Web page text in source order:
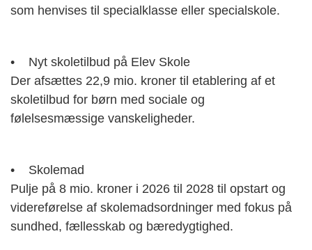
som henvises til specialklasse eller specialskole.
• Nyt skoletilbud på Elev Skole
Der afsættes 22,9 mio. kroner til etablering af et
skoletilbud for børn med sociale og
følelsesmæssige vanskeligheder.
• Skolemad
Pulje på 8 mio. kroner i 2026 til 2028 til opstart og
videreførelse af skolemadsordninger med fokus på
sundhed, fællesskab og bæredygtighed.